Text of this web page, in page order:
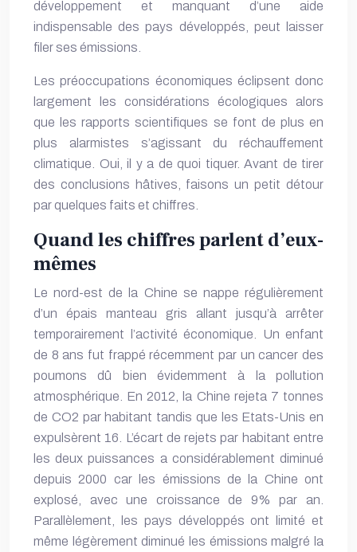
développement et manquant d’une aide
indispensable des pays développés, peut laisser
filer ses émissions.
Les préoccupations économiques éclipsent donc
largement les considérations écologiques alors
que les rapports scientifiques se font de plus en
plus alarmistes s’agissant du réchauffement
climatique. Oui, il y a de quoi tiquer. Avant de tirer
des conclusions hâtives, faisons un petit détour
par quelques faits et chiffres.
Quand les chiffres parlent d’eux-
mêmes
Le nord-est de la Chine se nappe régulièrement
d’un épais manteau gris allant jusqu’à arrêter
temporairement l’activité économique. Un enfant
de 8 ans fut frappé récemment par un cancer des
poumons dû bien évidemment à la pollution
atmosphérique. En 2012, la Chine rejeta 7 tonnes
de CO2 par habitant tandis que les Etats-Unis en
expulsèrent 16. L’écart de rejets par habitant entre
les deux puissances a considérablement diminué
depuis 2000 car les émissions de la Chine ont
explosé, avec une croissance de 9% par an.
Parallèlement, les pays développés ont limité et
même légèrement diminué les émissions malgré la